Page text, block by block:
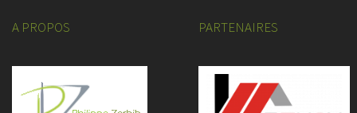
A PROPOS PARTENAIRES